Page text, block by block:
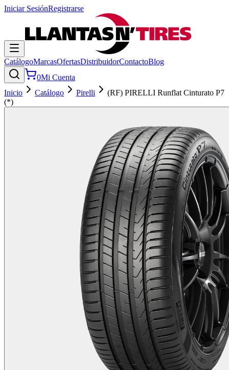
Iniciar SesiónRegistrarse
CatálogoMarcasOfertasDistribuidorContactoBlog
0Mi Cuenta
Inicio
Catálogo Pirelli
(RF) PIRELLI Runflat Cinturato P7
(*)